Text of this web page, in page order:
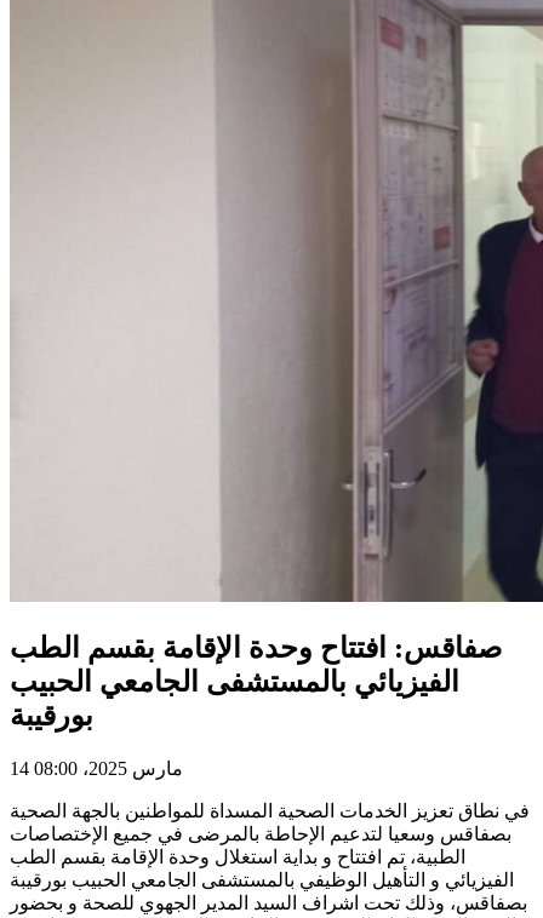
صفاقس: افتتاح وحدة الإقامة بقسم الطب
الفيزيائي بالمستشفى الجامعي الحبيب
بورقيبة
14 مارس 2025، 08:00
في نطاق تعزيز الخدمات الصحية المسداة للمواطنين بالجهة الصحية
بصفاقس وسعيا لتدعيم الإحاطة بالمرضى في جميع الإختصاصات
الطبية، تم افتتاح و بداية استغلال وحدة الإقامة بقسم الطب
الفيزيائي و التأهيل الوظيفي بالمستشفى الجامعي الحبيب بورقيبة
بصفاقس، وذلك تحت اشراف السيد المدير الجهوي للصحة و بحضور